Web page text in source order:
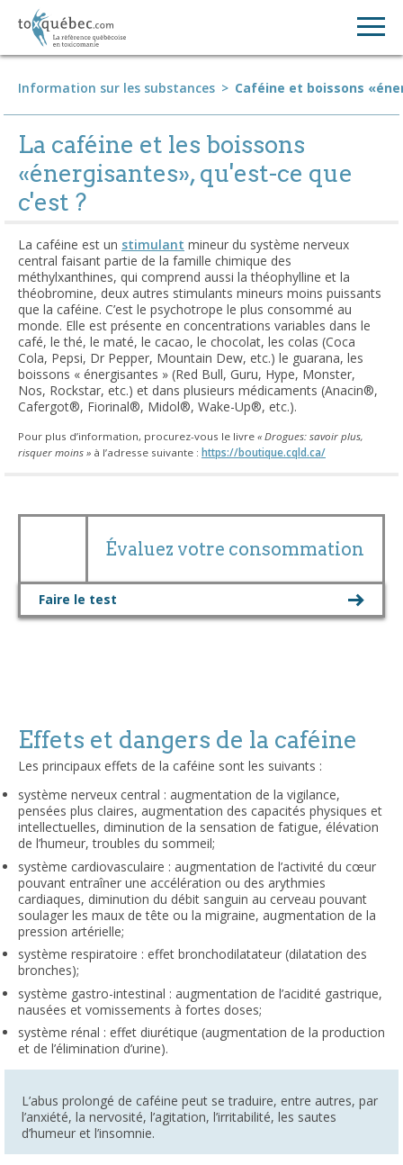
Information sur les substances > Caféine et boissons
La caféine et les boissons
«énergisantes», qu'est-ce que
c'est ?
La caféine est un stimulant mineur du système nerveux
central faisant partie de la famille chimique des
méthylxanthines, qui comprend aussi la théophylline et la
théobromine, deux autres stimulants mineurs moins puissants
que la caféine. C’est le psychotrope le plus consommé au
monde. Elle est présente en concentrations variables dans le
café, le thé, le maté, le cacao, le chocolat, les colas (Coca
Cola, Pepsi, Dr Pepper, Mountain Dew, etc.) le guarana, les
boissons « énergisantes » (Red Bull, Guru, Hype, Monster,
Nos, Rockstar, etc.) et dans plusieurs médicaments (Anacin®,
Cafergot®, Fiorinal®, Midol®, Wake-Up®, etc.).
Pour plus d’information, procurez-vous le livre « Drogues: savoir plus,
risquer moins » à l’adresse suivante : https://boutique.cqld.ca/
Évaluez votre consommation
Faire le test
Effets et dangers de la caféine
Les principaux effets de la caféine sont les suivants :
système nerveux central : augmentation de la vigilance,
pensées plus claires, augmentation des capacités physiques et
intellectuelles, diminution de la sensation de fatigue, élévation
de l’humeur, troubles du sommeil;
système cardiovasculaire : augmentation de l’activité du cœur
pouvant entraîner une accélération ou des arythmies
cardiaques, diminution du débit sanguin au cerveau pouvant
soulager les maux de tête ou la migraine, augmentation de la
pression artérielle;
système respiratoire : effet bronchodilatateur (dilatation des
bronches);
système gastro-intestinal : augmentation de l’acidité gastrique,
nausées et vomissements à fortes doses;
système rénal : effet diurétique (augmentation de la production
et de l’élimination d’urine).
L’abus prolongé de caféine peut se traduire, entre autres, par
l’anxiété, la nervosité, l’agitation, l’irritabilité, les sautes
d’humeur et l’insomnie.